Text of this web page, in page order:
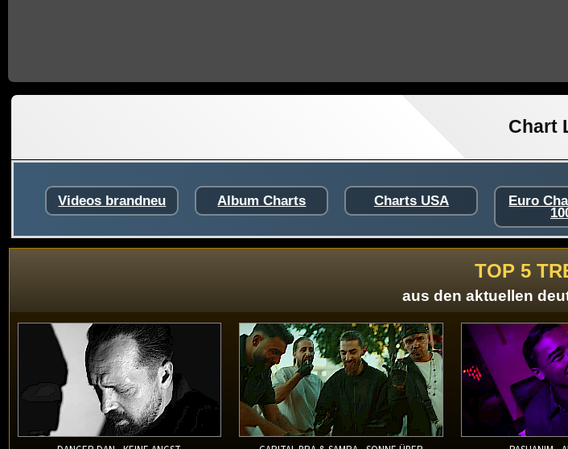
Chart
Videos brandneu Album Charts Charts USA Euro
TOP 5
aus den aktuellen